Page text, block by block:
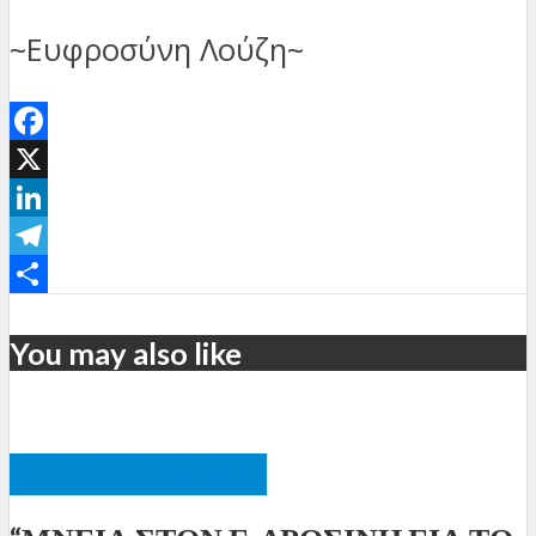
~Ευφροσύνη Λούζη~
Facebook
X
LinkedIn
Telegram
You may also like